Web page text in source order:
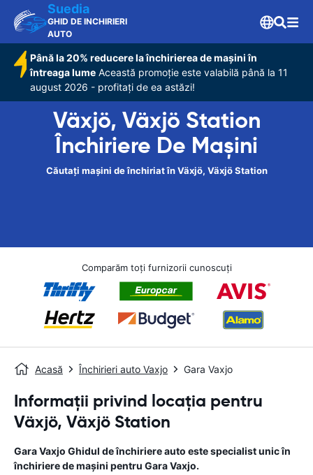
Suedia
GHID DE INCHIRIERI
AUTO
Până la 20% reducere la închirierea de mașini în
întreaga lume Această promoție este valabilă până la 11
august 2026 - profitați de ea astăzi!
Växjö, Växjö Station
Închiriere De Maşini
Căutați mașini de închiriat în Växjö, Växjö Station
Comparăm toți furnizorii cunoscuți
Acasă Închirieri auto Vaxjo Gara Vaxjo
Informații privind locația pentru
Växjö, Växjö Station
Gara Vaxjo Ghidul de închiriere auto este specialist unic în
închiriere de mașini pentru Gara Vaxjo.